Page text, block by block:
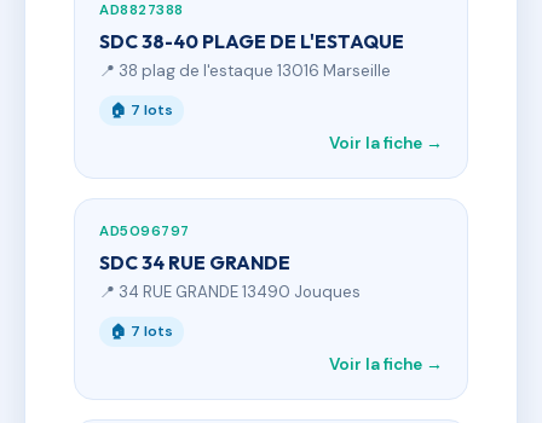
AD8827388
SDC 38-40 PLAGE DE L'ESTAQUE
📍 38 plag de l'estaque 13016 Marseille
🏠 7 lots
Voir la fiche →
AD5096797
SDC 34 RUE GRANDE
📍 34 RUE GRANDE 13490 Jouques
🏠 7 lots
Voir la fiche →